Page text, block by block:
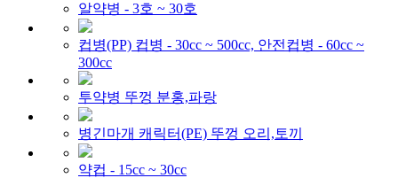
알약병 - 3호 ~ 30호
컵병(PP) 컵병 - 30cc ~ 500cc, 안전컵병 - 60cc ~
300cc
투약병 뚜껑 분홍,파랑
병긴마개 캐릭터(PE) 뚜껑 오리,토끼
약컵 - 15cc ~ 30cc